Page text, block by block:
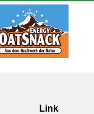
Link